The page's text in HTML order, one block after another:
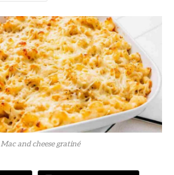
Mac and cheese gratiné